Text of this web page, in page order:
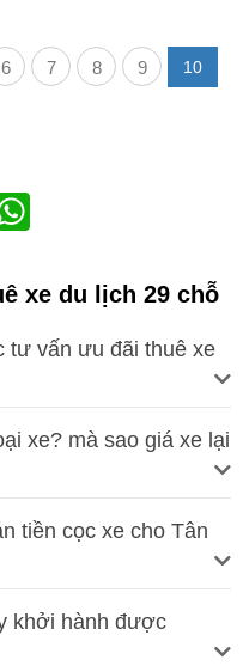
6 7 8 9 10
xe du lịch 29 chỗ
tư vấn ưu đãi thuê xe
xe? mà sao giá xe lại
tiền cọc xe cho Tân
khởi hành được